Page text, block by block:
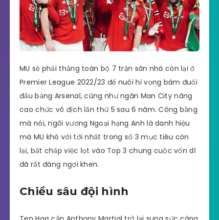
MU sẽ phải thắng toàn bộ 7 trận sân nhà còn lại ở
Premier League 2022/23 để nuôi hi vọng bám đuổi
đầu bảng Arsenal, cũng như ngăn Man City nâng
cao chức vô địch lần thứ 5 sau 6 năm. Công bằng
mà nói, ngôi vương Ngoại hạng Anh là danh hiệu
mà MU khó với tới nhất trong số 3 mục tiêu còn
lại, bất chấp việc lọt vào Top 3 chung cuộc vốn dĩ
đã rất đáng ngợi khen.
Chiều sâu đội hình